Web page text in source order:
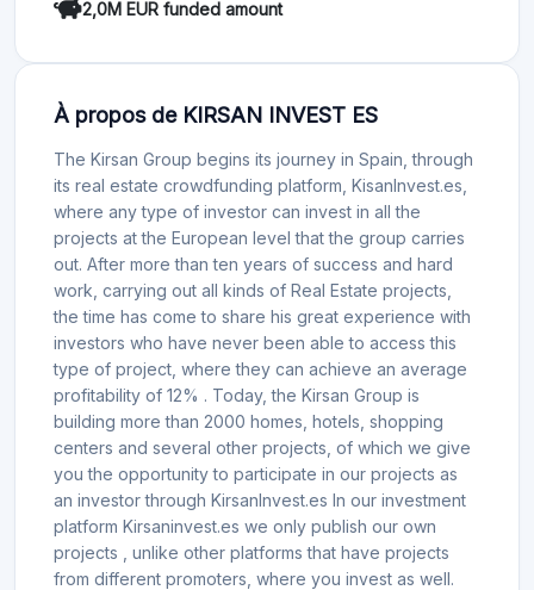
2,0M EUR funded amount
À propos de KIRSAN INVEST ES
The Kirsan Group begins its journey in Spain, through
its real estate crowdfunding platform, KisanInvest.es,
where any type of investor can invest in all the
projects at the European level that the group carries
out. After more than ten years of success and hard
work, carrying out all kinds of Real Estate projects,
the time has come to share his great experience with
investors who have never been able to access this
type of project, where they can achieve an average
profitability of 12% . Today, the Kirsan Group is
building more than 2000 homes, hotels, shopping
centers and several other projects, of which we give
you the opportunity to participate in our projects as
an investor through KirsanInvest.es In our investment
platform Kirsaninvest.es we only publish our own
projects , unlike other platforms that have projects
from different promoters, where you invest as well.